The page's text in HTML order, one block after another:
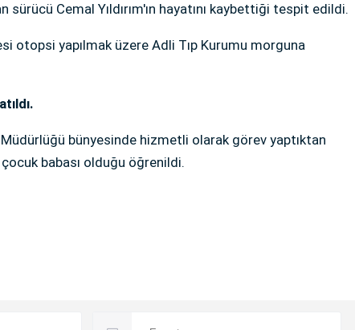
Cemal Yıldırım'ın hayatını kaybettiği tespit edildi.
otopsi yapılmak üzere Adli Tıp Kurumu morguna
bünyesinde hizmetli olarak görev yaptıktan
çocuk babası olduğu öğrenildi.